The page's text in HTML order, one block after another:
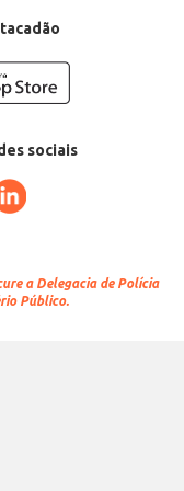
sociais
a Delegacia de Polícia
Público.